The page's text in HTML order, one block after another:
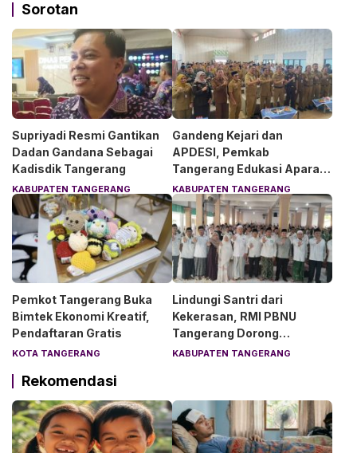
Sorotan
Supriyadi Resmi Gantikan
Dadan Gandana Sebagai
Kadisdik Tangerang
KABUPATEN TANGERANG
Gandeng Kejari dan
APDESI, Pemkab
Tangerang Edukasi Aparat
Desa Soal Hukum
KABUPATEN TANGERANG
Pemkot Tangerang Buka
Bimtek Ekonomi Kreatif,
Pendaftaran Gratis
KOTA TANGERANG
Lindungi Santri dari
Kekerasan, RMI PBNU
Tangerang Dorong
Lingkungan Pesantren
KABUPATEN TANGERANG
Rekomendasi